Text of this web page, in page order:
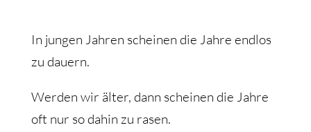
In jungen Jahren scheinen die Jahre endlos
zu dauern.
Werden wir älter, dann scheinen die Jahre
oft nur so dahin zu rasen.